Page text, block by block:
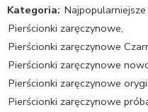
Kategoria:
Pierścionki zaręczynowe,
Pierścionki zaręczynowe
Pierścionki zaręczynowe
Pierścionki zaręczynowe
Pierścionki zaręczynowe